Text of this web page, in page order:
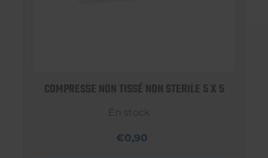
COMPRESSE NON TISSÉ NON STERILE 5 X 5
En stock
€0,90